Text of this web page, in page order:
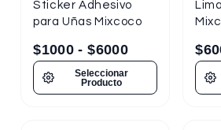
Sticker Adhesivo
para Uñas Mixcoco
$1000 - $6000
Seleccionar
Producto
$